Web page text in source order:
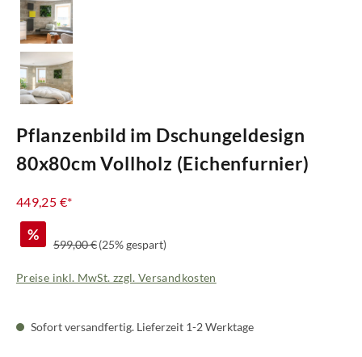
Pflanzenbild im Dschungeldesign
80x80cm Vollholz (Eichenfurnier)
449,25 €*
%
Regulärer Preis:
599,00 €(25% gespart)
Preise inkl. MwSt. zzgl. Versandkosten
Sofort versandfertig. Lieferzeit 1-2 Werktage